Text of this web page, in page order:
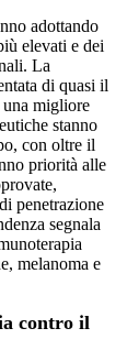
adottando
elevati e dei
La
di quasi il
migliore
stanno
con oltre il
priorità alle
penetrazione
segnala
melanoma e
contro il